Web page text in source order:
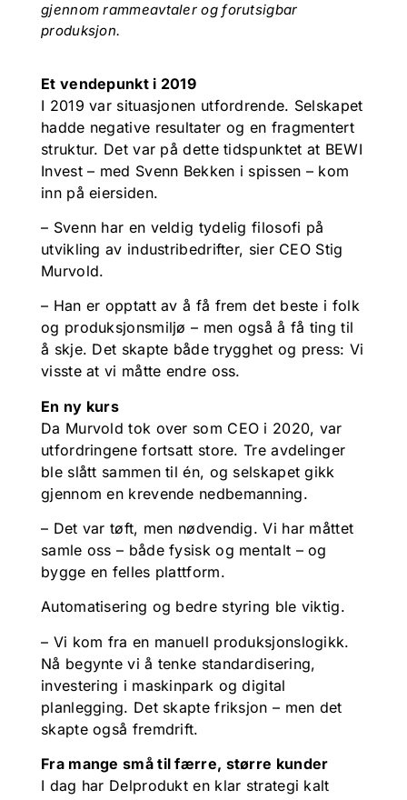
gjennom rammeavtaler og forutsigbar
produksjon.
Et vendepunkt i 2019
I 2019 var situasjonen utfordrende. Selskapet
hadde negative resultater og en fragmentert
struktur. Det var på dette tidspunktet at BEWI
Invest – med Svenn Bekken i spissen – kom
inn på eiersiden.
– Svenn har en veldig tydelig filosofi på
utvikling av industribedrifter, sier CEO Stig
Murvold.
– Han er opptatt av å få frem det beste i folk
og produksjonsmiljø – men også å få ting til
å skje. Det skapte både trygghet og press: Vi
visste at vi måtte endre oss.
En ny kurs
Da Murvold tok over som CEO i 2020, var
utfordringene fortsatt store. Tre avdelinger
ble slått sammen til én, og selskapet gikk
gjennom en krevende nedbemanning.
– Det var tøft, men nødvendig. Vi har måttet
samle oss – både fysisk og mentalt – og
bygge en felles plattform.
Automatisering og bedre styring ble viktig.
– Vi kom fra en manuell produksjonslogikk.
Nå begynte vi å tenke standardisering,
investering i maskinpark og digital
planlegging. Det skapte friksjon – men det
skapte også fremdrift.
Fra mange små til færre, større kunder
I dag har Delprodukt en klar strategi kalt